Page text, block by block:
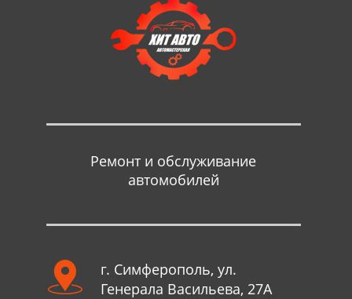
Ремонт и обслуживание
автомобилей
г. Симферополь, ул.
Генерала Васильева, 27А